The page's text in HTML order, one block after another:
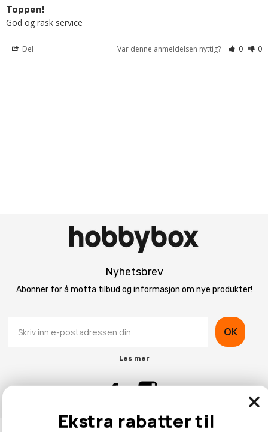
Toppen!
God og rask service
Del Var denne anmeldelsen nyttig? 0 0
Nyhetsbrev
Abonner for å motta tilbud og informasjon om nye produkter!
OK
Les mer
Ekstra rabatter til